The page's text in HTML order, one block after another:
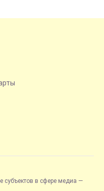
субъектов в сфере медиа —